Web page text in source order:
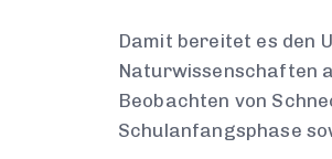
Damit bereitet es den
Naturwissenschaften
Beobachten von
Schulanfangsphase